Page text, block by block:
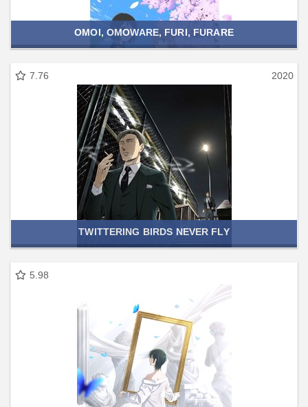
OMOI, OMOWARE, FURI, FURARE
7.76 2020
TWITTERING BIRDS NEVER FLY
5.98